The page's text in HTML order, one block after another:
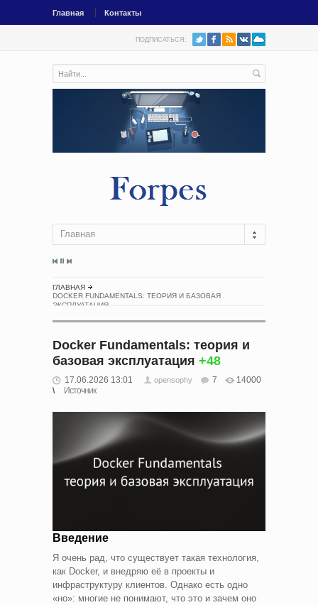
Главная Контакты
ПОДПИСАТЬСЯ:
Главная
ГЛАВНАЯ
DOCKER FUNDAMENTALS: ТЕОРИЯ И БАЗОВАЯ
ЭКСПЛУАТАЦИЯ
Docker Fundamentals: теория и
базовая эксплуатация +48
17.06.2026 13:01 opensophy 7
14000
Источник
Введение
Я очень рад, что существует такая технология,
как Docker, и внедряю её в проекты и
инфраструктуру клиентов. Однако есть одно
«но»: многие не понимают, что это и зачем оно